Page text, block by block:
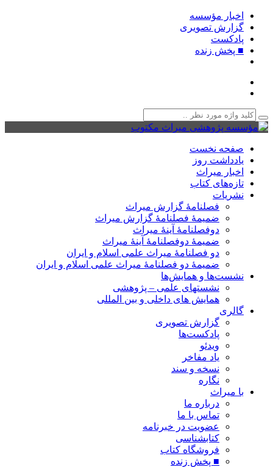
اخبار مؤسسه
گزارش تصویری
پادکست‌
■ پخش زنده
صفحه نخست
یادداشت روز
اخبار میراث
تازه‌های کتاب
نشریات
فصلنامۀ گزارش میراث
ضمیمۀ فصلنامۀ گزارش میراث
دوفصلنامۀ آینۀ میراث
ضمیمۀ دوفصلنامۀ آینۀ میراث
دو فصلنامۀ میراث علمی اسلام و ایران
ضمیمۀ دو فصلنامۀ میراث علمی اسلام و ایران
نشست‌ها و همایش‌ها
نشستهای علمی – پژوهشی
همایش های داخلی و بین المللی
گالری
گزارش تصویری
پادکست‌ها
ویدئو
یاد مفاخر
نسخه و سند
نگاره
با میراث
درباره ما
تماس با ما
عضویت در خبرنامه
کتابشناسی
فروشگاه کتاب
■ پخش زنده